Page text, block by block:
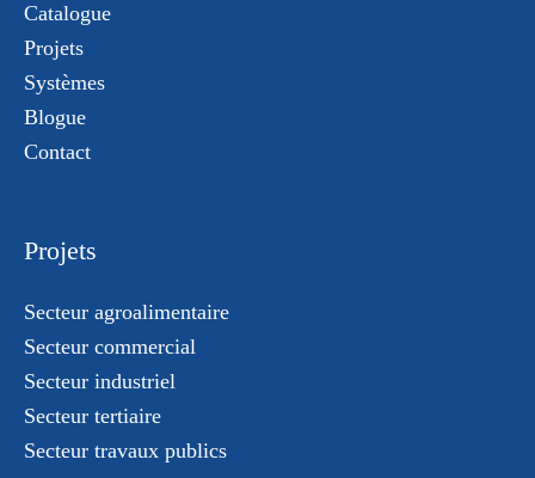
Catalogue
Projets
Systèmes
Blogue
Contact
Projets
Secteur agroalimentaire
Secteur commercial
Secteur industriel
Secteur tertiaire
Secteur travaux publics